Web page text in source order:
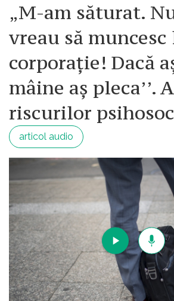
„M-am săturat.
vreau să muncesc
corporație! Dacă
mâine aș pleca’’.
riscurilor
articol audio